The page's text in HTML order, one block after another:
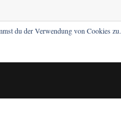
du der Verwendung von Cookies zu.